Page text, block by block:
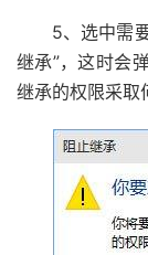
5、选中需要
继承”，这时会
继承的权限采取